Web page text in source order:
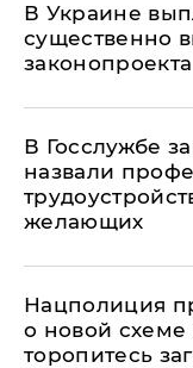
В Украине
существенно
В Госслужбе
назвали
желающих
Нацполиция
о новой
торопитесь